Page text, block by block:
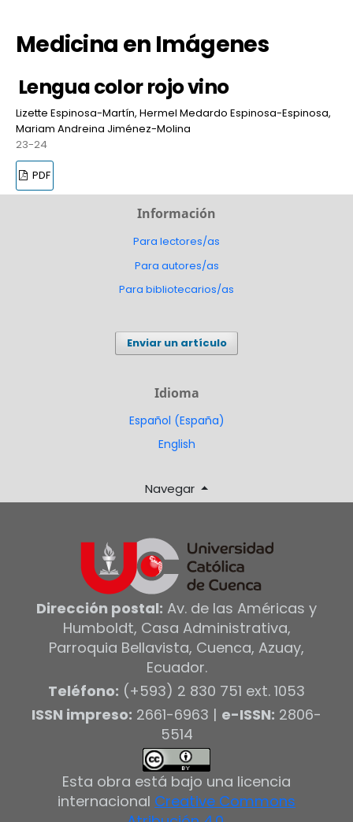
Medicina en Imágenes
Lengua color rojo vino
Lizette Espinosa-Martín, Hermel Medardo Espinosa-Espinosa,
Mariam Andreina Jiménez-Molina
23-24
PDF
Información
Para lectores/as
Para autores/as
Para bibliotecarios/as
Enviar un artículo
Idioma
Español (España)
English
Navegar
Dirección postal: Av. de las Américas y
Humboldt, Casa Administrativa,
Parroquia Bellavista, Cuenca, Azuay,
Ecuador.
Teléfono: (+593) 2 830 751 ext. 1053
ISSN impreso: 2661-6963 | e-ISSN: 2806-
5514
Esta obra está bajo una licencia
internacional Creative Commons